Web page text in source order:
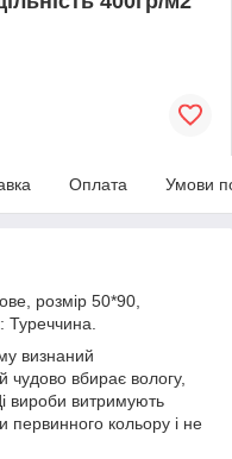
Оплата Умови
розмір 50*90,
Туреччина.
визнаний
чудово вбирає вологу,
вироби витримують
первинного кольору і не